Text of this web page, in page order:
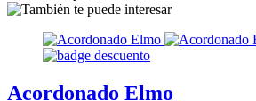
Acordonado Elmo